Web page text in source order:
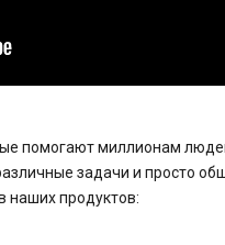
помогают миллионам
задачи и просто
наших продуктов: